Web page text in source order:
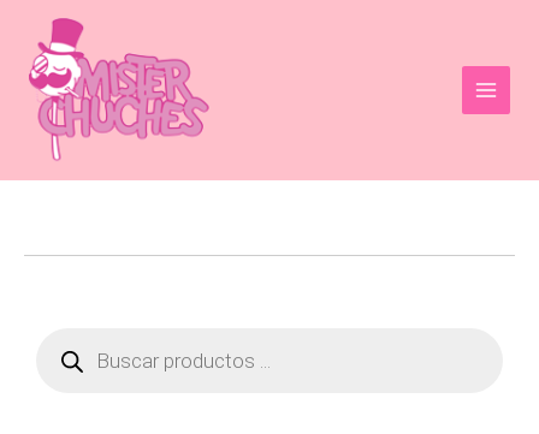
contenido
productos